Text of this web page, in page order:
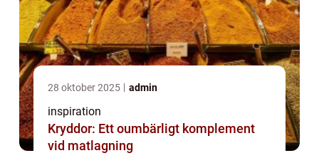
28 oktober 2025 admin
inspiration
Kryddor: Ett oumbärligt komplement
vid matlagning